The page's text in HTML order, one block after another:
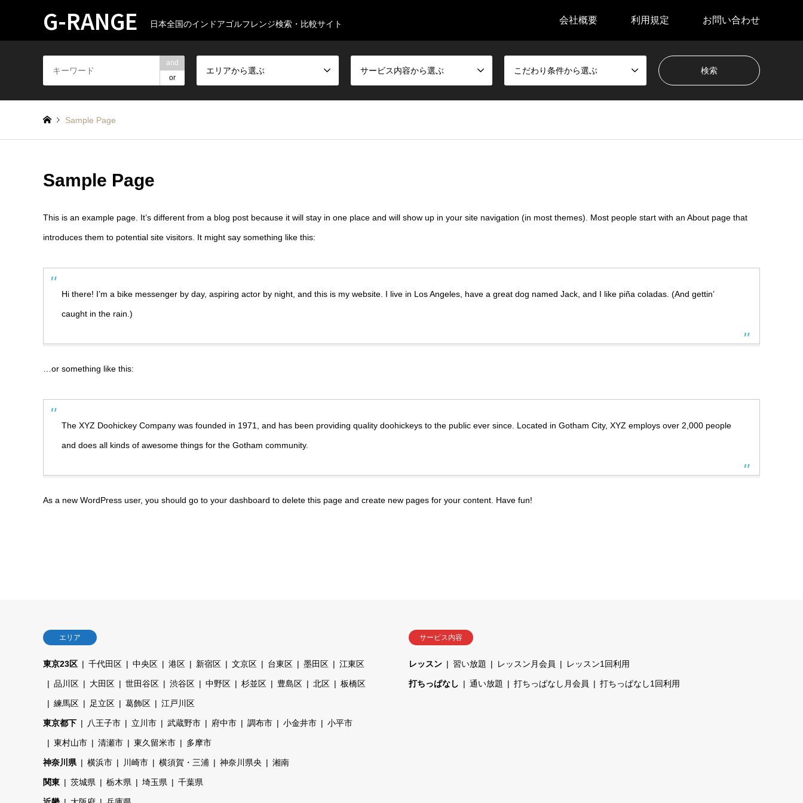
G-RANGE 日本全国のインドアゴルフレンジ検索・比較サイト 会社概要 利用規定 お問い合わせ
and
or
エリアから選ぶ サービス内容から選ぶ こだわり条件から選ぶ
Sample Page
Sample Page
This is an example page. It’s different from a blog post because it will stay in one place and will show up in your site navigation (in most themes). Most people start with an About page that
introduces them to potential site visitors. It might say something like this:
Hi there! I’m a bike messenger by day, aspiring actor by night, and this is my website. I live in Los Angeles, have a great dog named Jack, and I like piña coladas. (And gettin’
caught in the rain.)
…or something like this:
The XYZ Doohickey Company was founded in 1971, and has been providing quality doohickeys to the public ever since. Located in Gotham City, XYZ employs over 2,000 people
and does all kinds of awesome things for the Gotham community.
As a new WordPress user, you should go to your dashboard to delete this page and create new pages for your content. Have fun!
エリア
東京23区 千代田区 中央区 港区 新宿区 文京区 台東区 墨田区 江東区
品川区 大田区 世田谷区 渋谷区 中野区 杉並区 豊島区 北区 板橋区
練馬区 足立区 葛飾区 江戸川区
東京都下 八王子市 立川市 武蔵野市 府中市 調布市 小金井市 小平市
東村山市 清瀬市 東久留米市 多摩市
神奈川県 横浜市 川崎市 横須賀・三浦 神奈川県央 湘南
関東 茨城県 栃木県 埼玉県 千葉県
サービス内容
レッスン 習い放題 レッスン月会員 レッスン1回利用
打ちっぱなし 通い放題 打ちっぱなし月会員 打ちっぱなし1回利用